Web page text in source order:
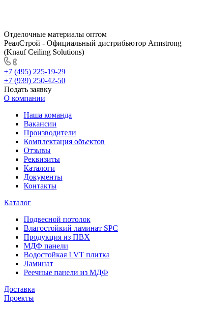
Отделочные материалы оптом
РеалСтрой - Официальный дистрибьютор Armstrong
(Knauf Ceiling Solutions)
+7 (495) 225-19-29
+7 (939) 250-42-50
Подать заявку
О компании
Наша команда
Вакансии
Производители
Комплектация объектов
Отзывы
Реквизиты
Каталоги
Документы
Контакты
Каталог
Подвесной потолок
Влагостойкий ламинат SPC
Продукция из ПВХ
МДФ панели
Водостойкая LVT плитка
Ламинат
Реечные панели из МДФ
Доставка
Проекты